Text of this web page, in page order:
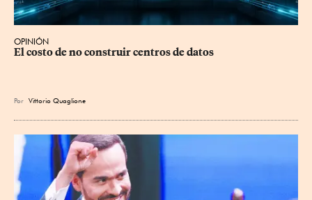
OPINIÓN
El costo de no construir centros de datos
Por Vittorio Quaglione